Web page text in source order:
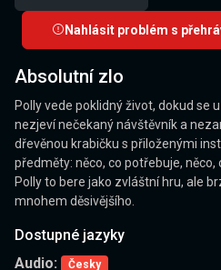
Nahlásit problém s
Absolutní zlo
Polly vede poklidný život, dokud se
nezjeví nečekaný návštěvník a
dřevěnou krabičku s přiloženými
předměty: něco, co potřebuje, něco,
Polly to bere jako zvláštní hru, ale
mnohem děsivějšího.
Dostupné jazyky
Audio:
Česky